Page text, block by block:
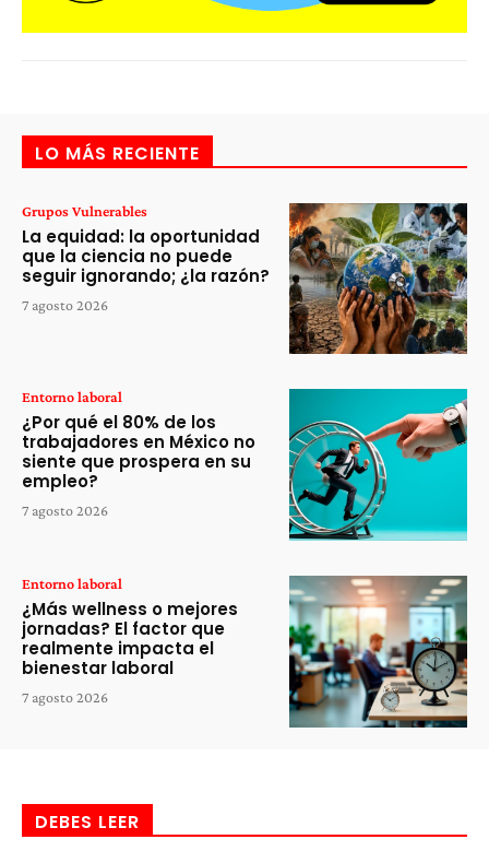
LO MÁS RECIENTE
Grupos Vulnerables
La equidad: la oportunidad
que la ciencia no puede
seguir ignorando; ¿la razón?
7 agosto 2026
Entorno laboral
¿Por qué el 80% de los
trabajadores en México no
siente que prospera en su
empleo?
7 agosto 2026
Entorno laboral
¿Más wellness o mejores
jornadas? El factor que
realmente impacta el
bienestar laboral
7 agosto 2026
DEBES LEER